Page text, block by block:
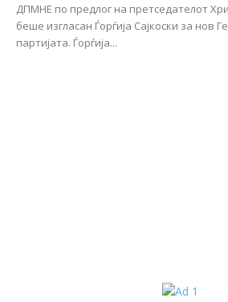
ДПМНЕ по предлог на претседателот
беше изгласан Ѓорѓија Сајкоски за нов
партијата. Ѓорѓија...